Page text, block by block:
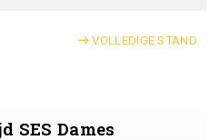
VOLLEDIGE STAND
SES Dames